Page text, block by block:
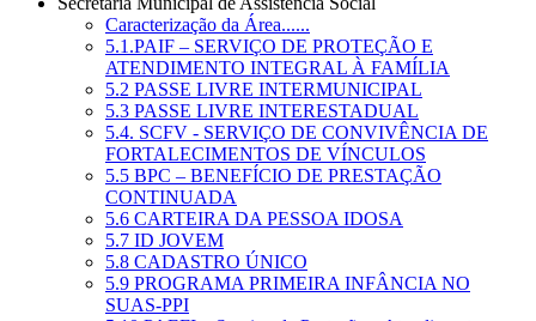
Caracterização da Área......
5.1.PAIF – SERVIÇO DE PROTEÇÃO E
ATENDIMENTO INTEGRAL À FAMÍLIA
5.2 PASSE LIVRE INTERMUNICIPAL
5.3 PASSE LIVRE INTERESTADUAL
5.4. SCFV - SERVIÇO DE CONVIVÊNCIA DE
FORTALECIMENTOS DE VÍNCULOS
5.5 BPC – BENEFÍCIO DE PRESTAÇÃO
CONTINUADA
5.6 CARTEIRA DA PESSOA IDOSA
5.7 ID JOVEM
5.8 CADASTRO ÚNICO
5.9 PROGRAMA PRIMEIRA INFÂNCIA NO
SUAS-PPI